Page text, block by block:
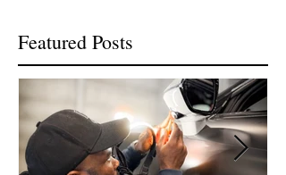
Featured Posts